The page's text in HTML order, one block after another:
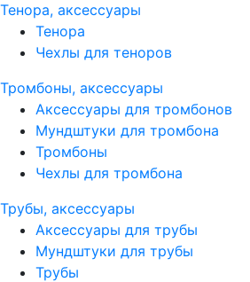
Тенора, аксессуары
Тенора
Чехлы для теноров
Тромбоны, аксессуары
Аксессуары для тромбонов
Мундштуки для тромбона
Тромбоны
Чехлы для тромбона
Трубы, аксессуары
Аксессуары для трубы
Мундштуки для трубы
Трубы